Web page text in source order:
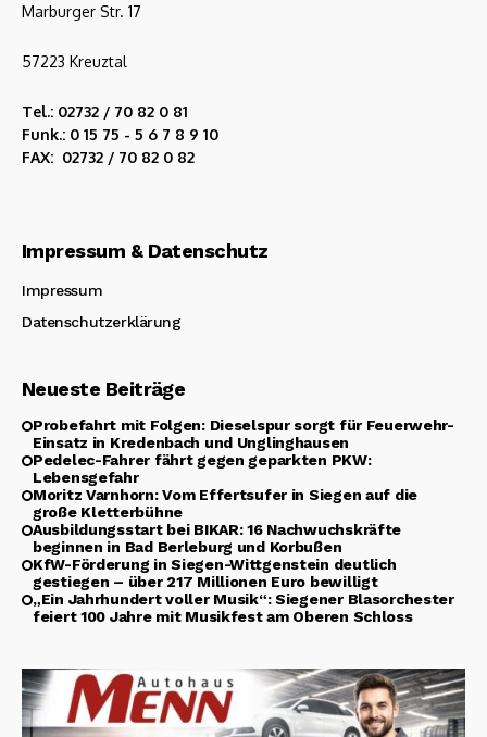
Marburger Str. 17
57223 Kreuztal
Tel.: 02732 / 70 82 0 81
Funk.: 0 15 75 - 5 6 7 8 9 10
FAX: 02732 / 70 82 0 82
Impressum & Datenschutz
Impressum
Datenschutzerklärung
Neueste Beiträge
Probefahrt mit Folgen: Dieselspur sorgt für Feuerwehr-
Einsatz in Kredenbach und Unglinghausen
Pedelec-Fahrer fährt gegen geparkten PKW:
Lebensgefahr
Moritz Varnhorn: Vom Effertsufer in Siegen auf die
große Kletterbühne
Ausbildungsstart bei BIKAR: 16 Nachwuchskräfte
beginnen in Bad Berleburg und Korbußen
KfW-Förderung in Siegen-Wittgenstein deutlich
gestiegen – über 217 Millionen Euro bewilligt
„Ein Jahrhundert voller Musik“: Siegener Blasorchester
feiert 100 Jahre mit Musikfest am Oberen Schloss